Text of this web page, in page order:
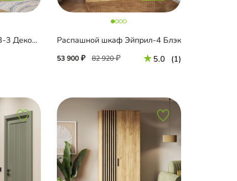
Шкаф-купе Салленс-3-3 Декор 3 Распашной шкаф Эйприл-4 Блэк
53 900 82 920 5.0 (1)